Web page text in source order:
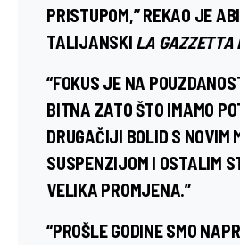
PRISTUPOM,” REKAO JE
TALIJANSKI LA GAZZETTA
“FOKUS JE NA
BITNA ZATO ŠTO IMAMO
DRUGAČIJI BOLID S NOVIM
SUSPENZIJOM I OSTALIM
VELIKA PROMJENA.”
“PROŠLE GODINE SMO